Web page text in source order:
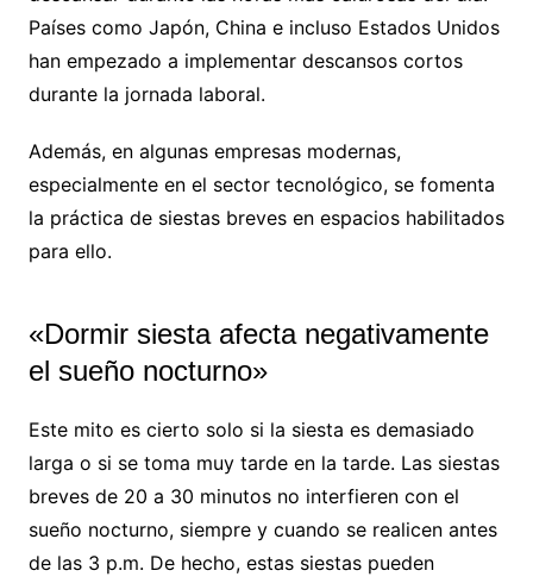
Países como Japón, China e incluso Estados Unidos
han empezado a implementar descansos cortos
durante la jornada laboral.
Además, en algunas empresas modernas,
especialmente en el sector tecnológico, se fomenta
la práctica de siestas breves en espacios habilitados
para ello.
«Dormir siesta afecta negativamente
el sueño nocturno»
Este mito es cierto solo si la siesta es demasiado
larga o si se toma muy tarde en la tarde. Las siestas
breves de 20 a 30 minutos no interfieren con el
sueño nocturno, siempre y cuando se realicen antes
de las 3 p.m. De hecho, estas siestas pueden